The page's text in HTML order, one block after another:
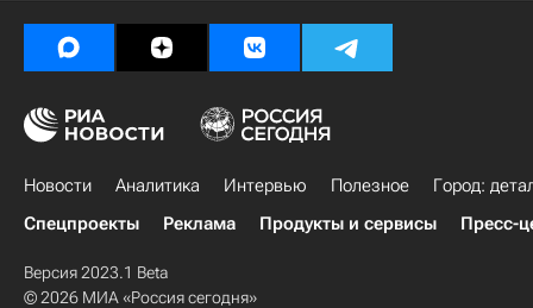
Новости Аналитика Интервью Полезное
Город:
Спецпроекты
Реклама Продукты и сервисы Пресс-
Версия 2023.1 Beta
© 2026 МИА «Россия сегодня»